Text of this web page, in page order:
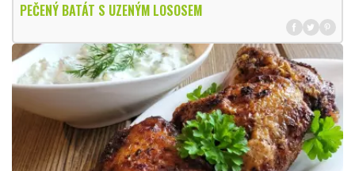
PEČENÝ BATÁT S UZENÝM LOSOSEM